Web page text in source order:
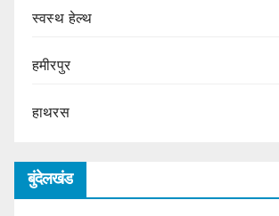
स्वस्थ हेल्थ
हमीरपुर
हाथरस
बुंदेलखंड